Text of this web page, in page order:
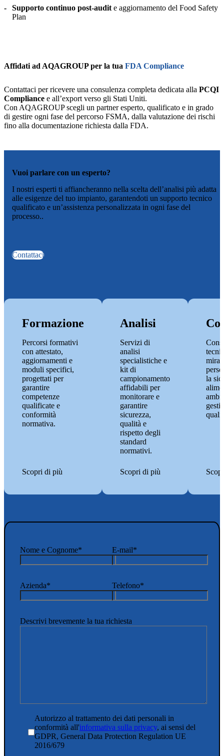
Supporto continuo post-audit e aggiornamento del Food Safety
Plan
Affidati ad AQAGROUP per la tua FDA Compliance
Contattaci per ricevere una consulenza completa dedicata alla PCQI
Compliance e all’export verso gli Stati Uniti.
Con AQAGROUP scegli un partner esperto, qualificato e in grado
di gestire ogni fase del percorso FSMA, dalla valutazione dei rischi
fino alla documentazione richiesta dalla FDA.
Vuoi parlare con un esperto?
I nostri esperti ti affiancheranno nella scelta dell’analisi più adatta
alle esigenze del tuo impianto, garantendoti un supporto tecnico
qualificato e un’assistenza personalizzata in ogni fase del
processo..
Contattaci
Formazione
Percorsi formativi
con attestato,
aggiornamenti e
moduli specifici,
progettati per
garantire
competenze
qualificate e
conformità
normativa.
Scopri di più
Analisi
Servizi di
analisi
specialistiche e
kit di
campionamento
affidabili per
monitorare e
garantire
sicurezza,
qualità e
rispetto degli
standard
normativi.
Scopri di più
la
Nome e Cognome* E-mail*
Azienda* Telefono*
Descrivi brevemente la tua richiesta
Autorizzo al trattamento dei dati personali in
conformità all'informativa sulla privacy, ai sensi del
GDPR, General Data Protection Regulation UE
2016/679